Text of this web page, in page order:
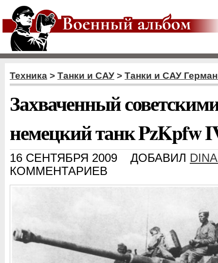
Техника > Танки и САУ > Танки и САУ
Захваченный
немецкий танк PzKpfw
16 СЕНТЯБРЯ 2009 ДОБАВИЛ
КОММЕНТАРИЕВ